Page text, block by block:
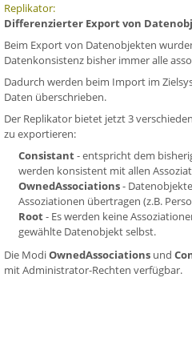
Replikator:
Differenzierter Export von
Beim Export von Datenobjekten
Datenkonsistenz bisher immer alle
Dadurch werden beim Import im
Daten überschrieben.
Der Replikator bietet jetzt 3
zu exportieren:
Consistant- entspricht dem
werden konsistent mit allen
OwnedAssociations-
Assoziationen übertragen (z.B.
Root- Es werden keine
gewählte Datenobjekt selbst.
Die ModiOwnedAssociations und
mit Administrator-Rechten verfügbar.